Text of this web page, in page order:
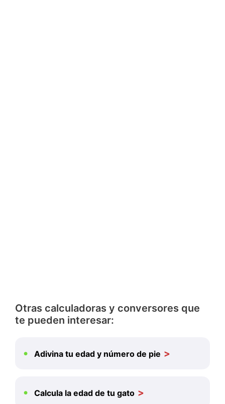
Otras calculadoras y conversores que
te pueden interesar:
Adivina tu edad y número de pie
Calcula la edad de tu gato